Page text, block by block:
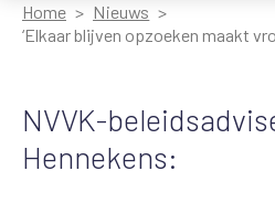
Home
Nieuws
‘Elkaar blijven opzoeken maakt
NVVK-
Hennekens: